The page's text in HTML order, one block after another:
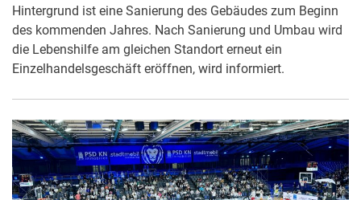
Hintergrund ist eine Sanierung des Gebäudes zum Beginn
des kommenden Jahres. Nach Sanierung und Umbau wird
die Lebenshilfe am gleichen Standort erneut ein
Einzelhandelsgeschäft eröffnen, wird informiert.